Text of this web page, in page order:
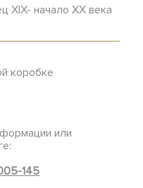
ХIХ- начало ХХ века
коробке
или
145